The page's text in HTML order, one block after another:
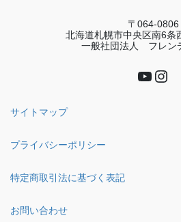
〒064-0806
北海道札幌市中央区南6条
一般社団法人 フレン
サイトマップ
プライバシーポリシー
特定商取引法に基づく表記
お問い合わせ